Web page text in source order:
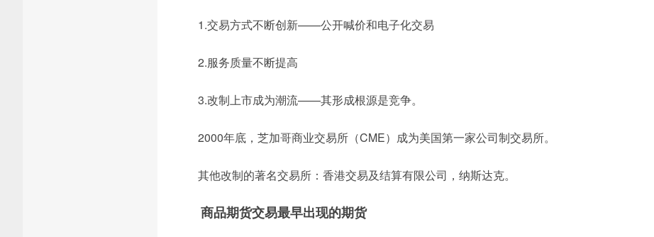
1.交易方式不断创新——公开喊价和电子化交易
2.服务质量不断提高
3.改制上市成为潮流——其形成根源是竞争。
2000年底，芝加哥商业交易所（CME）成为美国第一家公司制交易所。
其他改制的著名交易所：香港交易及结算有限公司，纳斯达克。
商品期货交易最早出现的期货